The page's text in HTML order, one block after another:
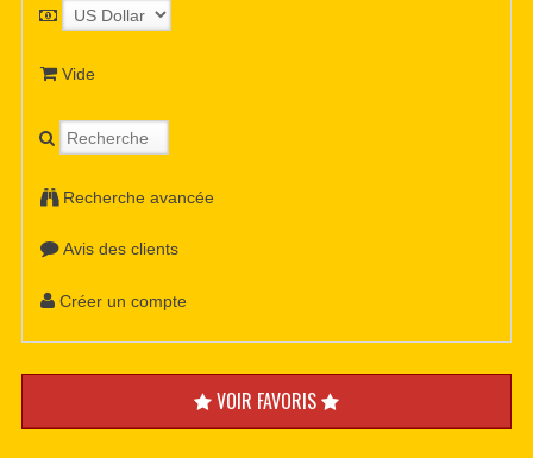
Vide
Recherche avancée
Avis des clients
Créer un compte
VOIR FAVORIS